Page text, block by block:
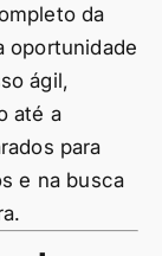
da
oportunidade
ágil,
até a
para
e na busca